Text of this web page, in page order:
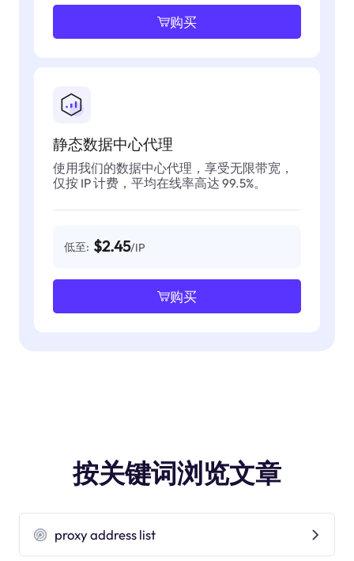
购买
静态数据中心代理
使用我们的数据中心代理，享受无限带宽，
仅按 IP 计费，平均在线率高达 99.5%。
低至: $2.45/IP
购买
按关键词浏览文章
proxy address list